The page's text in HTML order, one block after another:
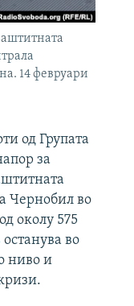
14 февруари
од Групата
за
Чернобил во
околу 575
во
ниво и